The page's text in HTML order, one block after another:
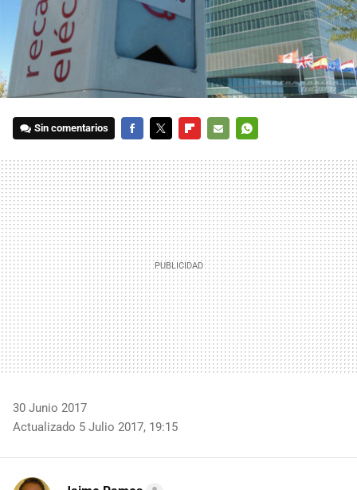
Sin comentarios
MAIL
30 Junio 2017
Actualizado 5 Julio 2017, 19:15